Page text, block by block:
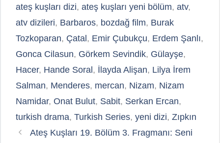
ateş kuşları dizi, ateş kuşları yeni bölüm, atv,
atv dizileri, Barbaros, bozdağ film, Burak
Tozkoparan, Çatal , Emir Çubukçu, Erdem Şanlı,
Gonca Cilasun, Görkem Sevindik, Gülayşe,
Hacer, Hande Soral , İlayda Alişan, Lilya İrem
Salman, Menderes, mercan, Nizam, Nizam
Namidar, Onat Bulut, Sabit, Serkan Ercan,
turkish drama, Turkish Series, yeni dizi, Zıpkın
Ateş Kuşları 19. Bölüm 3. Fragmanı: Seni